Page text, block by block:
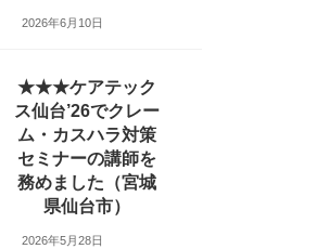
2026年6月10日
★★★ケアテック
ス仙台’26でクレー
ム・カスハラ対策
セミナーの講師を
務めました（宮城
県仙台市）
2026年5月28日